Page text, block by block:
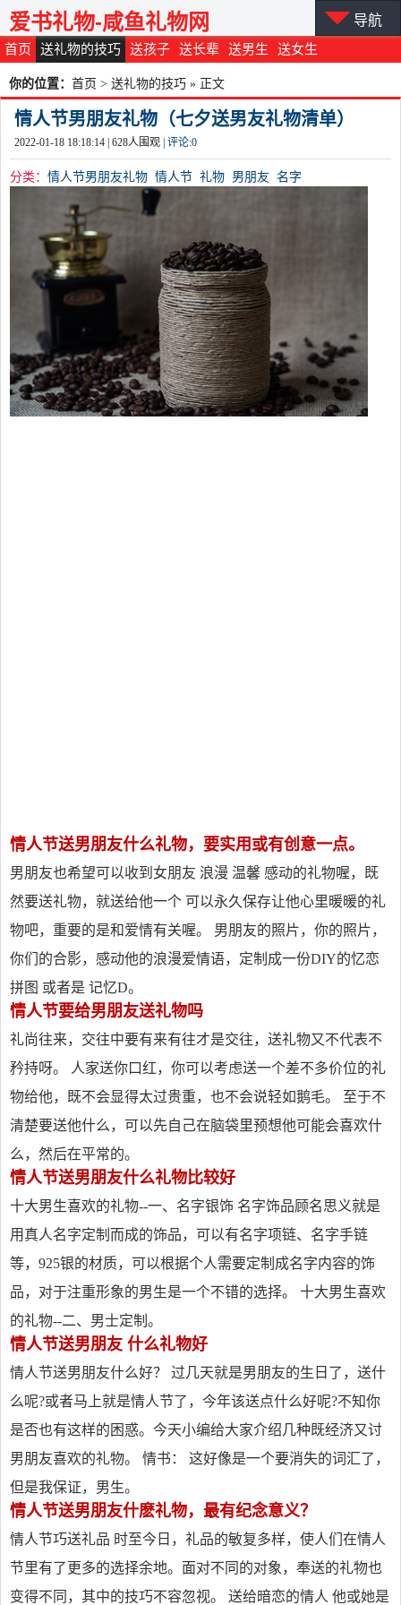
首页 送礼物的技巧 送孩子 送长辈 送男生 送女生
爱书礼物-咸鱼礼物网 导航
你的位置： 首页 > 送礼物的技巧 » 正文
情人节男朋友礼物（七夕送男友礼物清单）
2022-01-18 18:18:14 | 628人围观 | 评论:0
分类： 情人节男朋友礼物 情人节 礼物 男朋友 名字
情人节送男朋友什么礼物，要实用或有创意一点。
男朋友也希望可以收到女朋友 浪漫 温馨 感动的礼物喔，既
然要送礼物，就送给他一个 可以永久保存让他心里暖暖的礼
物吧，重要的是和爱情有关喔。 男朋友的照片，你的照片，
你们的合影，感动他的浪漫爱情语，定制成一份DIY的忆恋
拼图 或者是 记忆D。
情人节要给男朋友送礼物吗
礼尚往来，交往中要有来有往才是交往，送礼物又不代表不
矜持呀。 人家送你口红，你可以考虑送一个差不多价位的礼
物给他，既不会显得太过贵重，也不会说轻如鹅毛。 至于不
清楚要送他什么，可以先自己在脑袋里预想他可能会喜欢什
么，然后在平常的。
情人节送男朋友什么礼物比较好
十大男生喜欢的礼物--一、名字银饰 名字饰品顾名思义就是
用真人名字定制而成的饰品，可以有名字项链、名字手链
等，925银的材质，可以根据个人需要定制成名字内容的饰
品，对于注重形象的男生是一个不错的选择。 十大男生喜欢
的礼物--二、男士定制。
情人节送男朋友 什么礼物好
情人节送男朋友什么好？ 过几天就是男朋友的生日了，送什
么呢?或者马上就是情人节了，今年该送点什么好呢?不知你
是否也有这样的困惑。今天小编给大家介绍几种既经济又讨
男朋友喜欢的礼物。 情书： 这好像是一个要消失的词汇了，
但是我保证，男生。
情人节送男朋友什麽礼物，最有纪念意义？
情人节巧送礼品 时至今日，礼品的敏复多样，使人们在情人
节里有了更多的选择余地。面对不同的对象，奉送的礼物也
变得不同，其中的技巧不容忽视。 送给暗恋的情人 他或她是